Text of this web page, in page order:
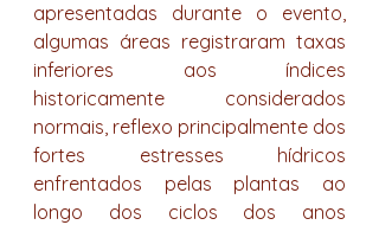
apresentadas durante o evento,
algumas áreas registraram taxas
inferiores aos índices
historicamente considerados
normais, reflexo principalmente dos
fortes estresses hídricos
enfrentados pelas plantas ao
longo dos ciclos dos anos